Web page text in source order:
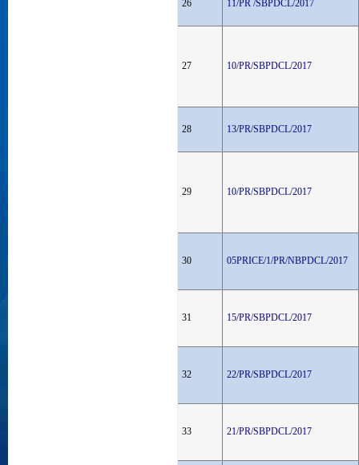
26 11/PR /SBPDCL/2017
27 10/PR/SBPDCL/2017
28 13/PR/SBPDCL/2017
29 10/PR/SBPDCL/2017
30 05PRICE/1/PR/NBPDCL/2017
31 15/PR/SBPDCL/2017
32 22/PR/SBPDCL/2017
33 21/PR/SBPDCL/2017